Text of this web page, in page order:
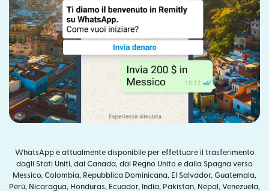
WhatsApp è attualmente disponibile per effettuare il trasferimento
dagli Stati Uniti, dal Canada, dal Regno Unito e dalla Spagna verso
Messico, Colombia, Repubblica Dominicana, El Salvador, Guatemala,
Perù, Nicaragua, Honduras, Ecuador, India, Pakistan, Nepal, Venezuela,